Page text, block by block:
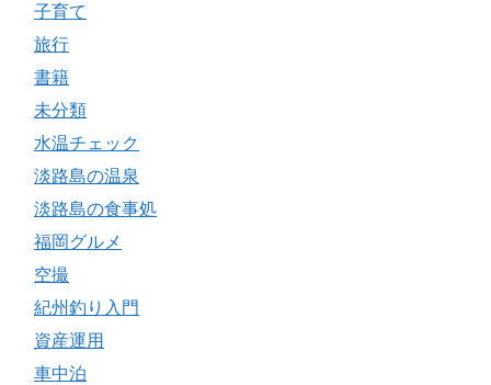
子育て
旅行
書籍
未分類
水温チェック
淡路島の温泉
淡路島の食事処
福岡グルメ
空撮
紀州釣り入門
資産運用
車中泊